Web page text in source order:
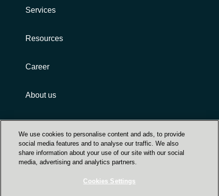
Services
Resources
Career
About us
Customer terms and conditions
We use cookies to personalise content and ads, to provide
social media features and to analyse our traffic. We also
share information about your use of our site with our social
media, advertising and analytics partners.
Cookies Settings